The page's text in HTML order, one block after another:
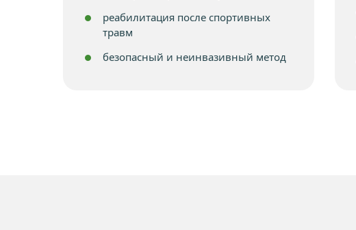
реабилитация после спортивных
травм
безопасный и неинвазивный метод